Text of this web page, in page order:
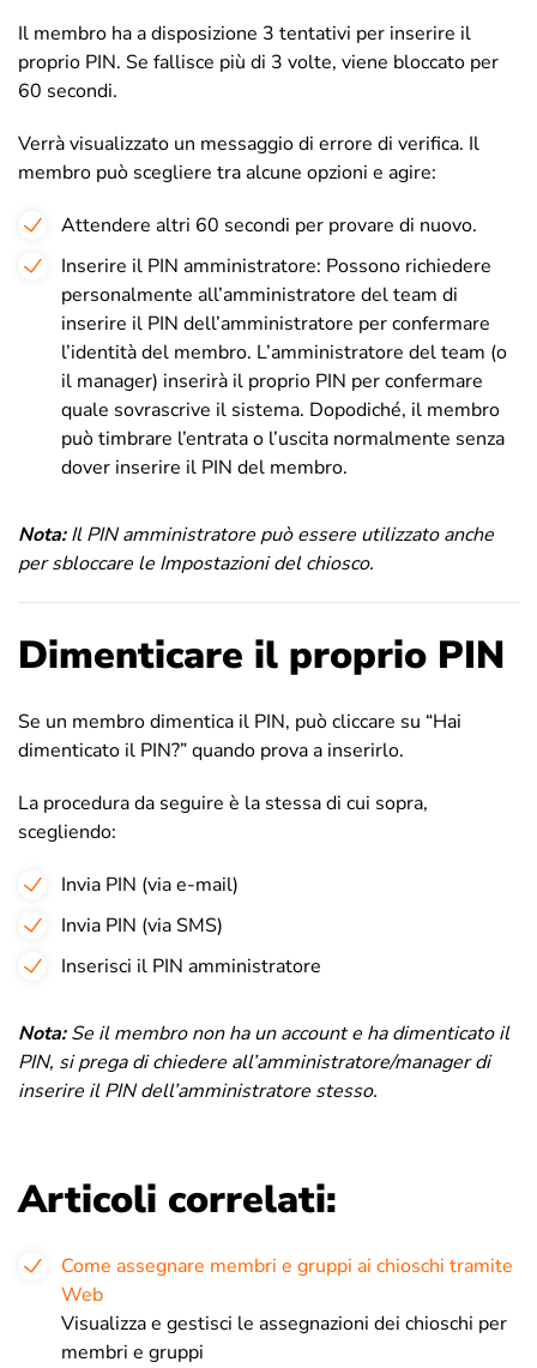
Il membro ha a disposizione 3 tentativi per inserire il
proprio PIN. Se fallisce più di 3 volte, viene bloccato per
60 secondi.
Verrà visualizzato un messaggio di errore di verifica. Il
membro può scegliere tra alcune opzioni e agire:
Attendere altri 60 secondi per provare di nuovo.
Inserire il PIN amministratore: Possono richiedere
personalmente all’amministratore del team di
inserire il PIN dell’amministratore per confermare
l’identità del membro. L’amministratore del team (o
il manager) inserirà il proprio PIN per confermare
quale sovrascrive il sistema. Dopodiché, il membro
può timbrare l’entrata o l’uscita normalmente senza
dover inserire il PIN del membro.
Nota:Il PIN amministratore può essere utilizzato anche
per sbloccare le Impostazioni del chiosco.
Dimenticare il proprio PIN
Se un membro dimentica il PIN, può cliccare su “Hai
dimenticato il PIN?” quando prova a inserirlo.
La procedura da seguire è la stessa di cui sopra,
scegliendo:
Invia PIN (via e-mail)
Invia PIN (via SMS)
Inserisci il PIN amministratore
Nota:Se il membro non ha un account e ha dimenticato il
PIN, si prega di chiedere all’amministratore/manager di
inserire il PIN dell’amministratore stesso.
Articoli correlati:
Come assegnare membri e gruppi ai chioschi tramite
Web
Visualizza e gestisci le assegnazioni dei chioschi per
membri e gruppi